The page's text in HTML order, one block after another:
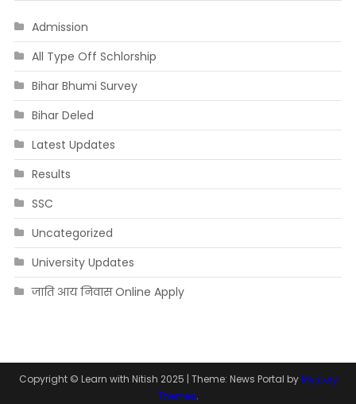
Admission
All Type Off Schlorship
Bihar Bhumi Survey
Bihar Deled
Latest Updates
Results
SSC
Uncategorized
University Updates
जाति आय निवास Online Apply
Copyright © Learn with Nitish 2025 | Theme: News Portal byMystery
Themes.